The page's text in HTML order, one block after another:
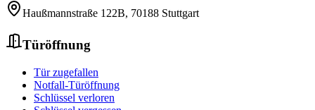
Haußmannstraße 122B, 70188 Stuttgart
Türöffnung
Tür zugefallen
Notfall-Türöffnung
Schlüssel verloren